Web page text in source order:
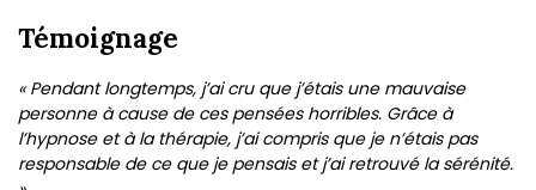
Témoignage
« Pendant longtemps, j’ai cru que j’étais une mauvaise
personne à cause de ces pensées horribles. Grâce à
l’hypnose et à la thérapie, j’ai compris que je n’étais pas
responsable de ce que je pensais et j’ai retrouvé la sérénité.